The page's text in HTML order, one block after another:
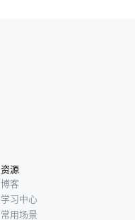
资源
博客
学习中心
常用场景